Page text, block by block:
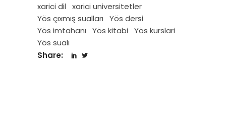
xarici dil
xarici universitetler
Yös çıxmış sualları
Yös dersi
Yös imtahanı
Yös kitabi
Yös kurslari
Yös sualı
Share: